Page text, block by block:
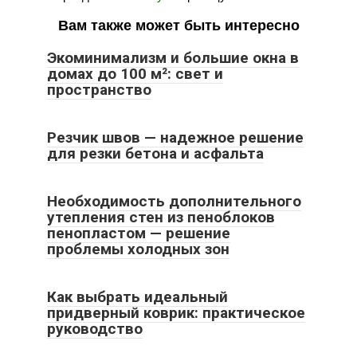
Вам также может быть интересно
Экоминимализм и большие окна в
домах до 100 м²: свет и
пространство
Резчик швов — надежное решение
для резки бетона и асфальта
Необходимость дополнительного
утепления стен из пеноблоков
пенопластом — решение
проблемы холодных зон
Как выбрать идеальный
придверный коврик: практическое
руководство